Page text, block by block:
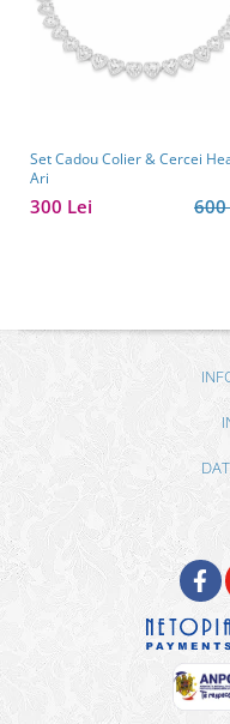
Set Cadou Colier & Cercei
Ari
300 Lei